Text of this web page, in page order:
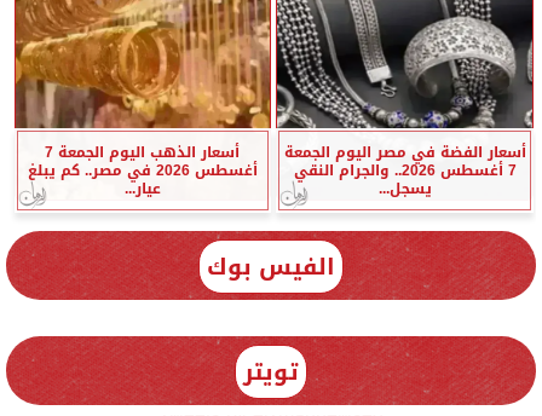
أسعار الفضة في مصر اليوم الجمعة
7 أغسطس 2026.. والجرام النقي
يسجل...
أسعار الذهب اليوم الجمعة 7
أغسطس 2026 في مصر.. كم يبلغ
عيار...
الفيس بوك
تويتر